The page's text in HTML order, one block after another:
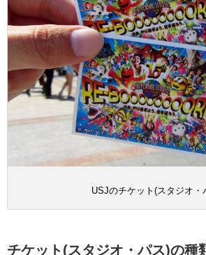
USJのチケット(スタジオ・
チケット(スタジオ・パス)の種